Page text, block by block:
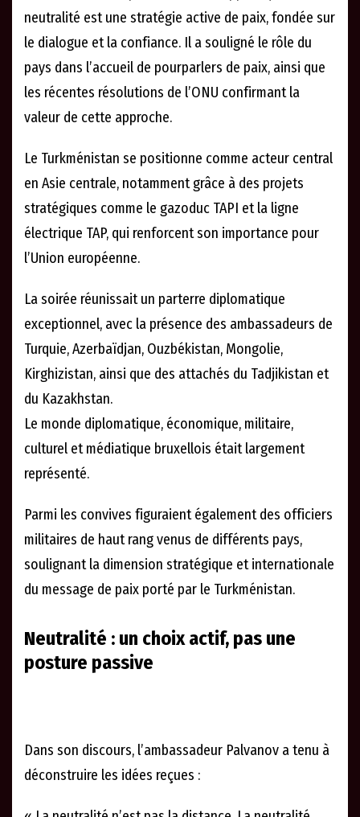
neutralité est une stratégie active de paix, fondée sur
le dialogue et la confiance. Il a souligné le rôle du
pays dans l’accueil de pourparlers de paix, ainsi que
les récentes résolutions de l’ONU confirmant la
valeur de cette approche.
Le Turkménistan se positionne comme acteur central
en Asie centrale, notamment grâce à des projets
stratégiques comme le gazoduc TAPI et la ligne
électrique TAP, qui renforcent son importance pour
l’Union européenne.
La soirée réunissait un parterre diplomatique
exceptionnel, avec la présence des ambassadeurs de
Turquie, Azerbaïdjan, Ouzbékistan, Mongolie,
Kirghizistan, ainsi que des attachés du Tadjikistan et
du Kazakhstan.
Le monde diplomatique, économique, militaire,
culturel et médiatique bruxellois était largement
représenté.
Parmi les convives figuraient également des officiers
militaires de haut rang venus de différents pays,
soulignant la dimension stratégique et internationale
du message de paix porté par le Turkménistan.
Neutralité : un choix actif, pas une
posture passive
Dans son discours, l’ambassadeur Palvanov a tenu à
déconstruire les idées reçues :